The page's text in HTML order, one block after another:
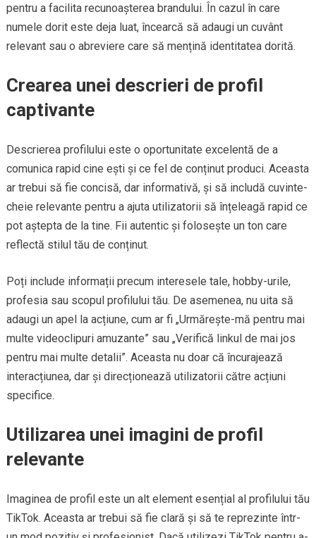
pentru a facilita recunoașterea brandului. În cazul în care
numele dorit este deja luat, încearcă să adaugi un cuvânt
relevant sau o abreviere care să mențină identitatea dorită.
Crearea unei descrieri de profil
captivante
Descrierea profilului este o oportunitate excelentă de a
comunica rapid cine ești și ce fel de conținut produci. Aceasta
ar trebui să fie concisă, dar informativă, și să includă cuvinte-
cheie relevante pentru a ajuta utilizatorii să înțeleagă rapid ce
pot aștepta de la tine. Fii autentic și folosește un ton care
reflectă stilul tău de conținut.
Poți include informații precum interesele tale, hobby-urile,
profesia sau scopul profilului tău. De asemenea, nu uita să
adaugi un apel la acțiune, cum ar fi „Urmărește-mă pentru mai
multe videoclipuri amuzante” sau „Verifică linkul de mai jos
pentru mai multe detalii”. Aceasta nu doar că încurajează
interacțiunea, dar și direcționează utilizatorii către acțiuni
specifice.
Utilizarea unei imagini de profil
relevante
Imaginea de profil este un alt element esențial al profilului tău
TikTok. Aceasta ar trebui să fie clară și să te reprezinte într-